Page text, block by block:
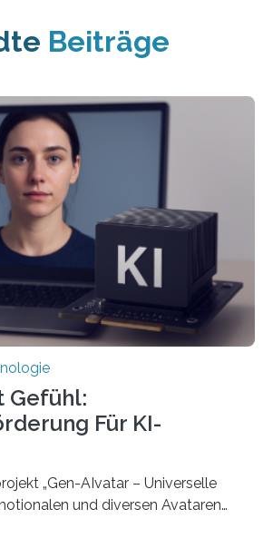
Beiträge
Gefühl:
Für KI-
„Gen-AIvatar – Universelle
und diversen Avataren